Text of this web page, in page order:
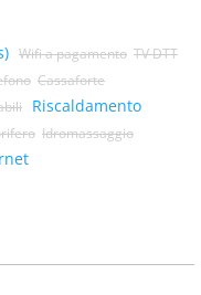
Wifi a pagamento TV DTT
Cassaforte
Riscaldamento
Idromassaggio